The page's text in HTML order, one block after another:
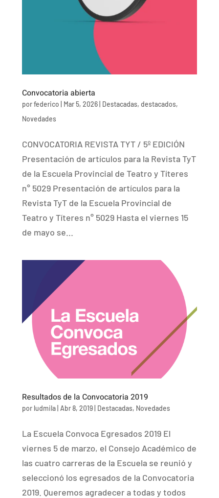
Convocatoria abierta
porfederico Mar 5, 2026| Destacadas, destacados,
Novedades
CONVOCATORIA REVISTA TYT / 5º EDICIÓN
Presentación de artículos para la Revista TyT
de la Escuela Provincial de Teatro y Títeres
n° 5029 Presentación de artículos para la
Revista TyT de la Escuela Provincial de
Teatro y Títeres n° 5029 Hasta el viernes 15
de mayo se...
Resultados de la Convocatoria 2019
por ludmila| Abr 8, 2019| Destacadas, Novedades
La Escuela Convoca Egresados 2019 El
viernes 5 de marzo, el Consejo Académico de
las cuatro carreras de la Escuela se reunió y
seleccionó los egresados de la Convocatoria
2019. Queremos agradecer a todas y todos